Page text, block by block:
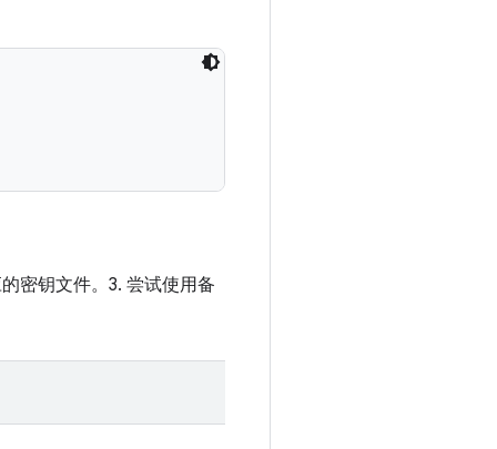
密钥文件。3. 尝试使用备